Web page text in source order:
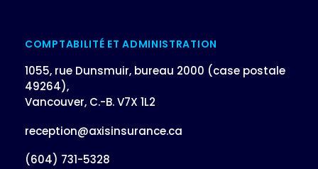
COMPTABILITÉ ET ADMINISTRATION
1055, rue Dunsmuir, bureau 2000 (case postale
49264),
Vancouver, C.-B. V7X 1L2
reception@axisinsurance.ca
(604) 731-5328